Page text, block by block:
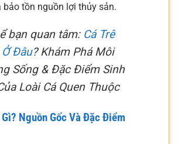
bảo tồn nguồn lợi thủy sản.
bạn quan tâm: Cá Trê
Đâu? Khám Phá Môi
Sống & Đặc Điểm Sinh
Loài Cá Quen Thuộc
Nguồn Gốc Và Đặc Điểm